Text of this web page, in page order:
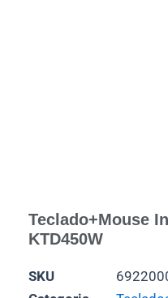
Teclado+Mouse
KTD450W
SKU